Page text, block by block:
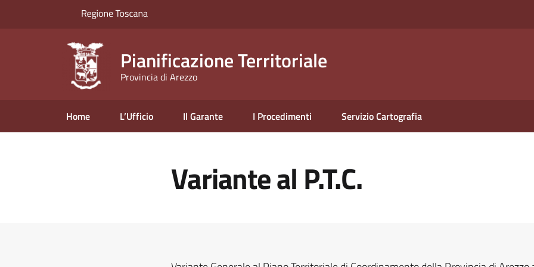
Pianificazione Territoriale
Provincia di Arezzo
Home L’Ufficio Il Garante I Procedimenti Servizio Cartografia
Variante al P.T.C.